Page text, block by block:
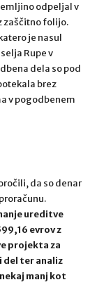
odpeljal v
zaščitno folijo.
je nasul
Rupe v
dela so pod
brez
v pogodbenem
da so denar
ureditve
evrov z
projekta za
del ter analiz
manj kot